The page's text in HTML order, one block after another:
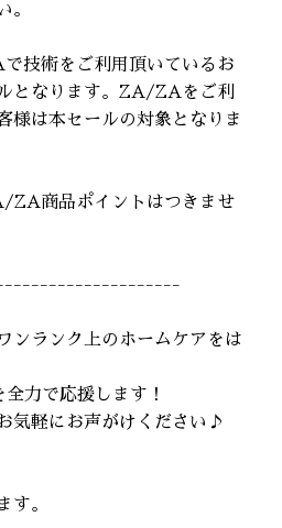
。
技術をご利用頂いているお
となります。ZA/ZAをご利
様は本セールの対象となりま
ZA商品ポイントはつきませ
ンランク上のホームケアをは
力で応援します！
気軽にお声がけください♪
す。